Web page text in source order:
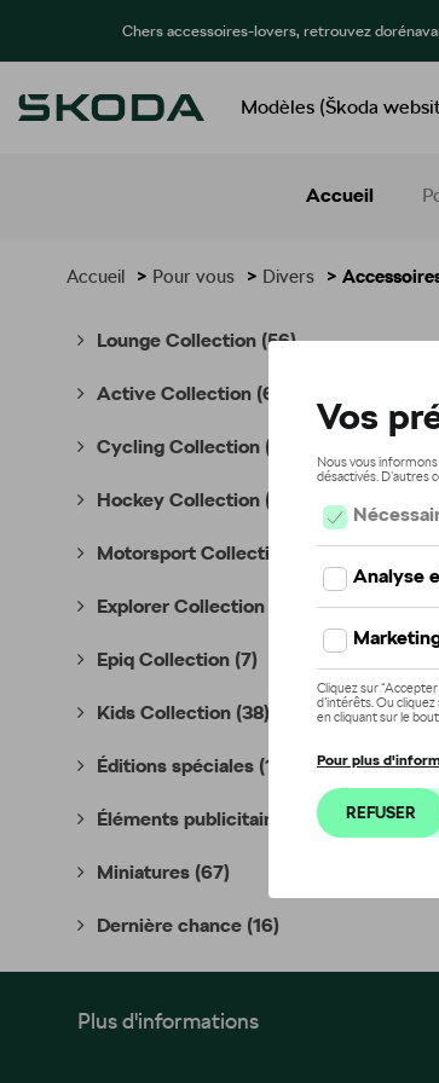
Chers accessoires-lovers, retrouvez
Modèles (Škoda
Accueil
Accueil > Pour vous > Divers >
Lounge Collection (56)
Active Collection (66)
Cycling Collection (49)
Hockey Collection (7)
Motorsport Collection (35)
Explorer Collection
Epiq Collection (7)
Kids Collection (38)
Éditions spéciales (18)
Éléments publicitaires (7)
Miniatures (67)
Dernière chance (16)
Plus d'informations